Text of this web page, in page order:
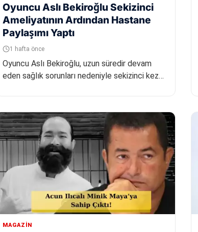
Oyuncu Aslı Bekiroğlu Sekizinci
Ameliyatının Ardından Hastane
Paylaşımı Yaptı
1 hafta önce
Oyuncu Aslı Bekiroğlu, uzun süredir devam
eden sağlık sorunları nedeniyle sekizinci kez
MAGAZIN